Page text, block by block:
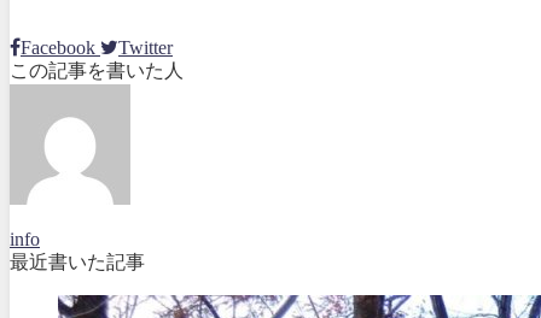
Facebook
Twitter
この記事を書いた人
info
最近書いた記事